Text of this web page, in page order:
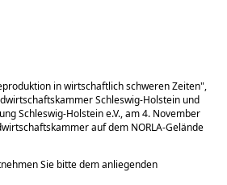
in wirtschaftlich schweren Zeiten ,
Schleswig-Holstein und
Schleswig-Holstein e.V., am 4. November
auf dem NORLA-Gelände
Sie bitte dem anliegenden